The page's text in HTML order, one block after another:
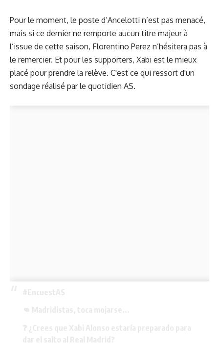
Pour le moment, le poste d’Ancelotti n’est pas menacé,
mais si ce dernier ne remporte aucun titre majeur à
l’issue de cette saison, Florentino Perez n’hésitera pas à
le remercier. Et pour les supporters, Xabi est le mieux
placé pour prendre la relève. C'est ce qui ressort d'un
sondage réalisé par le quotidien AS.